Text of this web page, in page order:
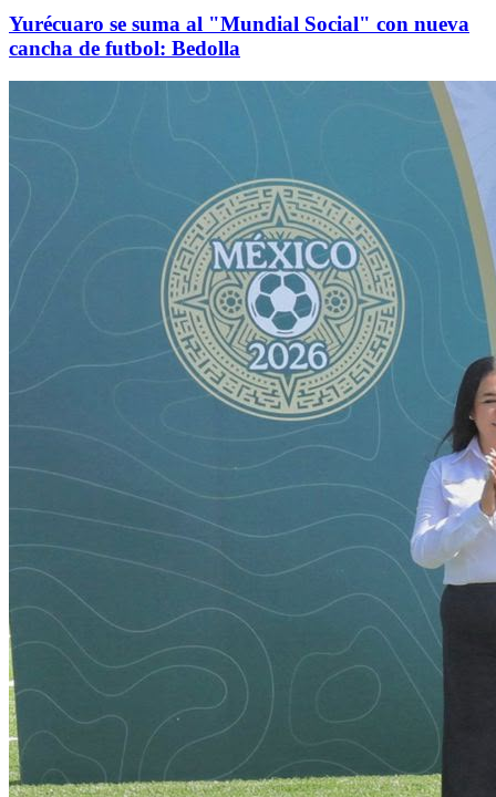
Yurécuaro se suma al "Mundial Social" con nueva
cancha de futbol: Bedolla